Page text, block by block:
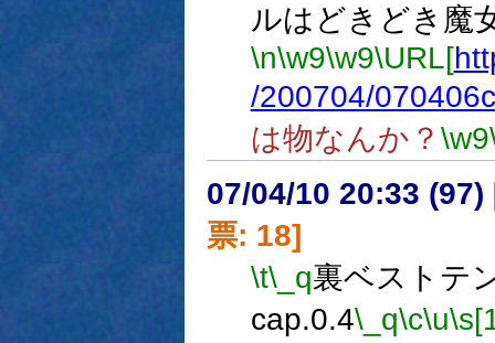
ルはどきどき魔
\n\w9\w9\URL[
/200704/
は物なんか？ \w9
07/04/10 20:33 (97)
票: 18]
\t\_q裏ベストテ
cap.0.4\_q\c\u